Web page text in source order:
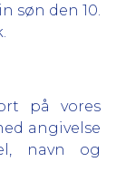
søn den 10.
på vores
angivelse
navn og